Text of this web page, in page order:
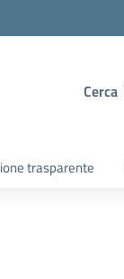
Cerca
trasparente